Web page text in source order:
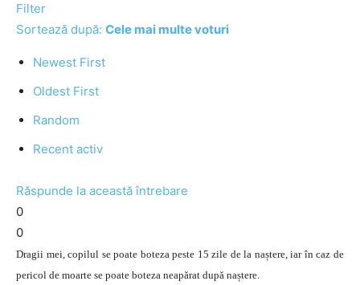
Filter
Sortează după: Cele mai multe voturi
Newest First
Oldest First
Random
Recent activ
Răspunde la această întrebare
0
0
Dragii mei, copilul se poate boteza peste 15 zile de la naștere, iar în caz de
pericol de moarte se poate boteza neapărat după naștere.